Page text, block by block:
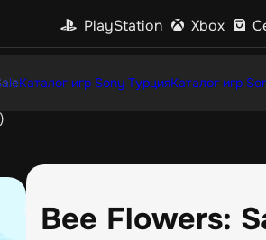
PlayStation Xbox
Каталог игр Sony ТурцияКаталог игр
Bee Flowers: